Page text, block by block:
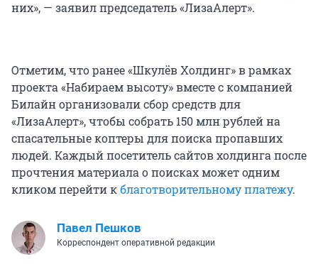
них», — заявил председатель «ЛизаАлерт».
Отметим, что ранее «Шкулёв Холдинг» в рамках
проекта «Набираем высоту» вместе с компанией
Билайн организовали сбор средств для
«ЛизаАлерт», чтобы собрать 150 млн рублей на
спасательные коптеры для поиска пропавших
людей. Каждый посетитель сайтов холдинга после
прочтения материала о поисках может одним
кликом перейти кблаготворительному платежу.
Павел Пешков
Корреспондент оперативной редакции